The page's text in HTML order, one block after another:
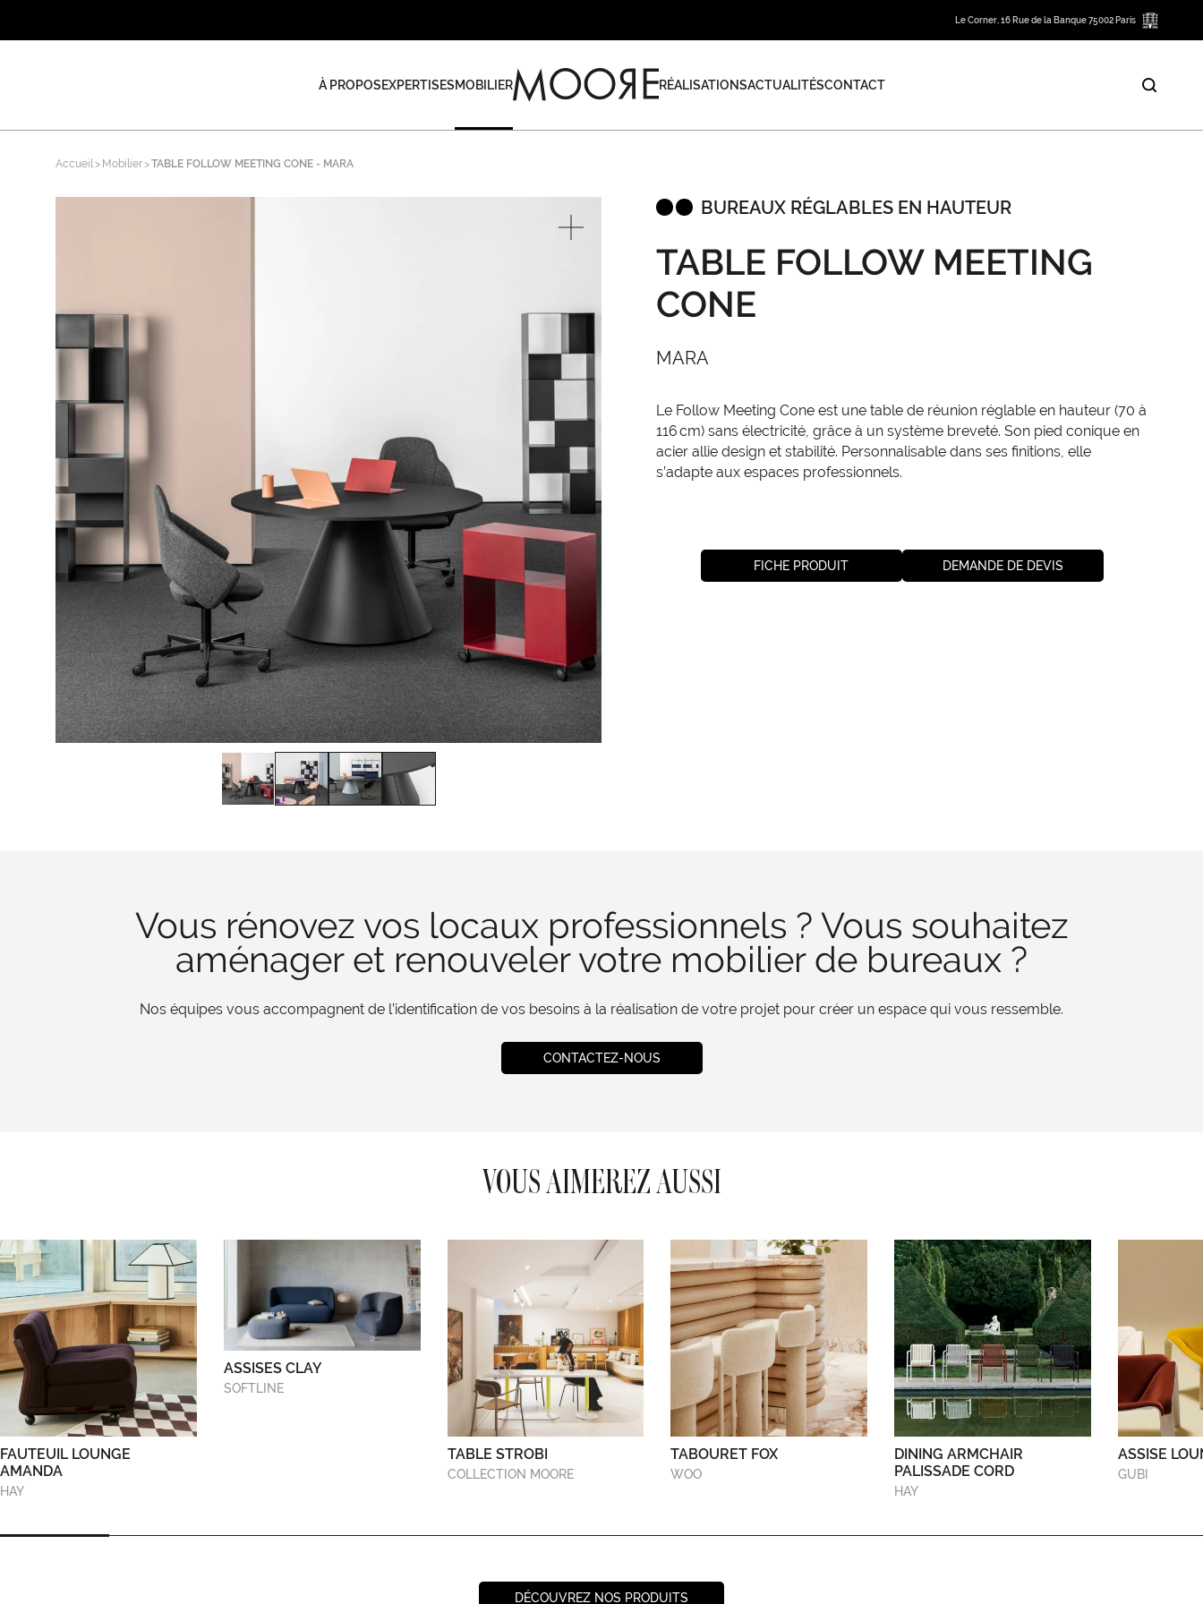
Le Corner, 16 Rue de la Banque 75002 Paris
À PROPOSEXPERTISESMOBILIER RÉALISATIONSACTUALITÉSCONTACT
Accueil Mobilier TABLE FOLLOW MEETING CONE - MARA
BUREAUX RÉGLABLES EN HAUTEUR
TABLE FOLLOW MEETING
CONE
MARA
Le Follow Meeting Cone est une table de réunion réglable en hauteur (70 à
116 cm) sans électricité, grâce à un système breveté. Son pied conique en
acier allie design et stabilité. Personnalisable dans ses finitions, elle
s’adapte aux espaces professionnels.
FICHE PRODUIT DEMANDE DE DEVIS
Vous rénovez vos locaux professionnels ? Vous souhaitez
aménager et renouveler votre mobilier de bureaux ?
Nos équipes vous accompagnent de l’identification de vos besoins à la réalisation de votre projet pour créer un espace qui vous ressemble.
CONTACTEZ-NOUS
VOUS AIMEREZ AUSSI
FAUTEUIL LOUNGE
AMANDA
HAY
ASSISES CLAY
SOFTLINE
TABLE STROBI
COLLECTION MOORE
TABOURET FOX
WOO
DINING ARMCHAIR
PALISSADE CORD
HAY
ASSISE
GUBI
DÉCOUVREZ NOS PRODUITS